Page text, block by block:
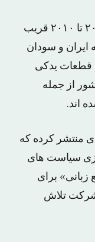
شرکت فوکر متهم شده از سال ۲۰۰۵ تا ۲۰۱۰ قریب
علیه ایران و سودان
قطعات یدکی
از جمله
اند.
ای منتشر کرده که
سیاست های
برای
تلاش